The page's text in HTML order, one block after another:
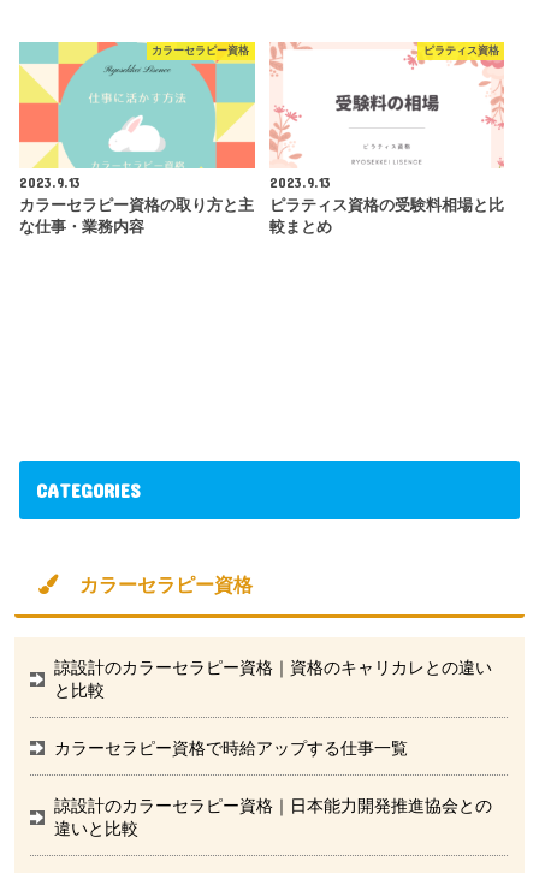
カラーセラピー資格
2023.9.13
カラーセラピー資格の取り方と主
な仕事・業務内容
ピラティス資格
2023.9.13
ピラティス資格の受験料相場と比
較まとめ
CATEGORIES
カラーセラピー資格
諒設計のカラーセラピー資格｜資格のキャリカレとの違い
と比較
カラーセラピー資格で時給アップする仕事一覧
諒設計のカラーセラピー資格｜日本能力開発推進協会との
違いと比較